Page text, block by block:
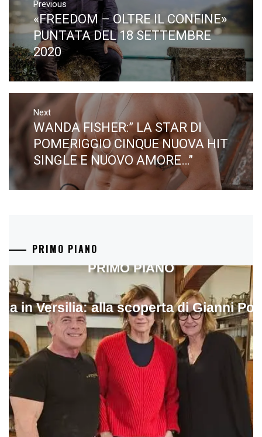
articoli
Previous
Previous
post:
«FREEDOM – OLTRE IL CONFINE»
PUNTATA DEL 18 SETTEMBRE
2020
Next
Next
post:
WANDA FISHER:” LA STAR DI
POMERIGGIO CINQUE NUOVA HIT
SINGLE E NUOVO AMORE…”
PRIMO PIANO
in Versilia: alla scoperta di Gianni
PRIMO PIANO